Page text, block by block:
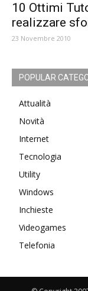
10 Ottimi
realizzare
23 Novembre 2010
POPULAR
Attualità
Novità
Internet
Tecnologia
Utility
Windows
Inchieste
Videogames
Telefonia